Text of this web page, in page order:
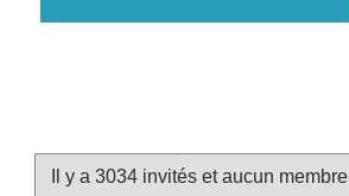
Il y a 3034 invités et aucun membre